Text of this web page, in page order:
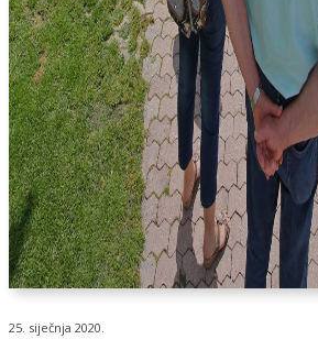
25. siječnja 2020.